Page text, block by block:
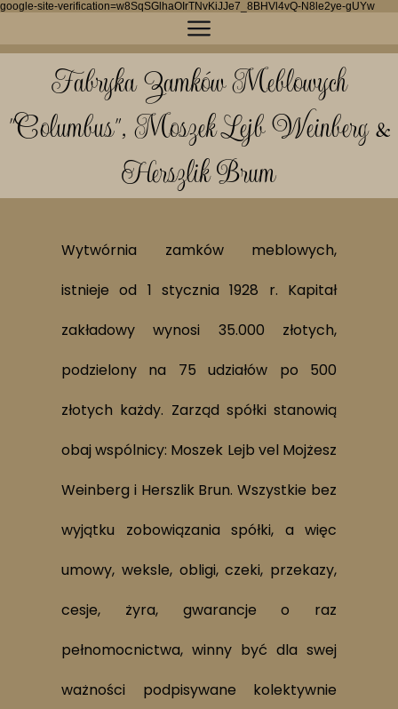
google-site-verification=w8SqSGlhaOIrTNvKiJJe7_8BHVl4vQ-N8le2ye-gUYw
Wytwórnia zamków meblowych,
istnieje od 1 stycznia1928 r. Kapitał
zakładowy wynosi 35.000 złotych,
podzielony na 75 udziałów po 500
złotych każdy. Zarząd spółki stanowią
obaj wspólnicy: Moszek Lejb vel Mojżesz
Weinberg i Herszlik Brun. Wszystkie bez
wyjątku zobowiązania spółki, a więc
umowy, weksle, obligi, czeki, przekazy,
cesje, żyra, gwarancje o raz
pełnomocnictwa, winny być dla swej
ważności podpisywane kolektywnie
Fabryka Zamków Meblowych
"Columbus", Moszek Lejb Weinberg &
Herszlik Brum